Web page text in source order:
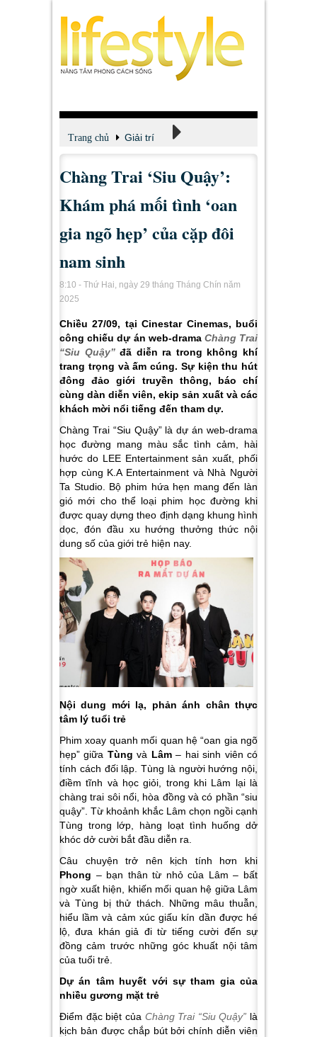
Trang chủ Giải trí
Xem - Nghe - Đọc
Chàng Trai ‘Siu Quậy’:
Khám phá mối tình ‘oan
gia ngõ hẹp’ của cặp đôi
nam sinh
8:10 - Thứ Hai, ngày 29 tháng Tháng Chín năm
2025
Chiều 27/09, tại Cinestar Cinemas, buổi
công chiếu dự án web-drama Chàng Trai
“Siu Quậy”đã diễn ra trong không khí
trang trọng và ấm cúng. Sự kiện thu hút
đông đảo giới truyền thông, báo chí
cùng dàn diễn viên, ekip sản xuất và các
khách mời nổi tiếng đến tham dự.
Chàng Trai “Siu Quậy” là dự án web-drama
học đường mang màu sắc tình cảm, hài
hước do LEE Entertainment sản xuất, phối
hợp cùng K.A Entertainment và Nhà Người
Ta Studio. Bộ phim hứa hẹn mang đến làn
gió mới cho thể loại phim học đường khi
được quay dựng theo định dạng khung hình
dọc, đón đầu xu hướng thưởng thức nội
dung số của giới trẻ hiện nay.
Nội dung mới lạ, phản ánh chân thực
tâm lý tuổi trẻ
Phim xoay quanh mối quan hệ “oan gia ngõ
hẹp” giữa Tùng và Lâm– hai sinh viên có
tính cách đối lập. Tùng là người hướng nội,
điềm tĩnh và học giỏi, trong khi Lâm lại là
chàng trai sôi nổi, hòa đồng và có phần “siu
quậy”. Từ khoảnh khắc Lâm chọn ngồi cạnh
Tùng trong lớp, hàng loạt tình huống dở
khóc dở cười bắt đầu diễn ra.
Câu chuyện trở nên kịch tính hơn khi
Phong – bạn thân từ nhỏ của Lâm – bất
ngờ xuất hiện, khiến mối quan hệ giữa Lâm
và Tùng bị thử thách. Những mâu thuẫn,
hiểu lầm và cảm xúc giấu kín dần được hé
lộ, đưa khán giả đi từ tiếng cười đến sự
đồng cảm trước những góc khuất nội tâm
của tuổi trẻ.
Dự án tâm huyết với sự tham gia của
nhiều gương mặt trẻ
Điểm đặc biệt của Chàng Trai “Siu Quậy” là
kịch bản được chắp bút bởi chính diễn viên